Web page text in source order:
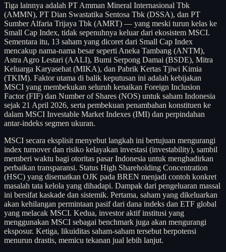
Tiga lainnya adalah PT Amman Mineral Internasional Tbk
(AMMN), PT Dian Swastatika Sentosa Tbk (DSSA), dan PT
Sumber Alfaria Trijaya Tbk (AMRT) — yang meski turun kelas ke
Small Cap Index, tidak sepenuhnya keluar dari ekosistem MSCI.
Sementara itu, 13 saham yang dicoret dari Small Cap Index
mencakup nama-nama besar seperti Aneka Tambang (ANTM),
Astra Agro Lestari (AALI), Bumi Serpong Damai (BSDE), Mitra
Keluarga Karyasehat (MIKA), dan Pabrik Kertas Tjiwi Kimia
(TKIM). Faktor utama di balik keputusan ini adalah kebijakan
MSCI yang membekukan seluruh kenaikan Foreign Inclusion
Factor (FIF) dan Number of Shares (NOS) untuk saham Indonesia
sejak 21 April 2026, serta pembekuan penambahan konstituen ke
dalam MSCI Investable Market Indexes (IMI) dan perpindahan
antar-indeks segmen ukuran.
MSCI secara eksplisit menyebut langkah ini bertujuan mengurangi
index turnover dan risiko kelayakan investasi (investability), sambil
memberi waktu bagi otoritas pasar Indonesia untuk menghadirkan
perbaikan transparansi. Status High Shareholding Concentration
(HSC) yang disematkan OJK pada BREN menjadi contoh konkret
masalah tata kelola yang dihadapi. Dampak dari pengeluaran massal
ini bersifat kaskade dan sistemik. Pertama, saham yang dikeluarkan
akan kehilangan permintaan pasif dari dana indeks dan ETF global
yang melacak MSCI. Kedua, investor aktif institusi yang
menggunakan MSCI sebagai benchmark juga akan mengurangi
eksposur. Ketiga, likuiditas saham-saham tersebut berpotensi
menurun drastis, memicu tekanan jual lebih lanjut.